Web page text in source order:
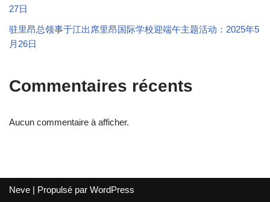
27日
驻里昂总领事于江出席里昂国际学校迎端午主题活动：2025年5
月26日
Commentaires récents
Aucun commentaire à afficher.
Neve | Propulsé par WordPress